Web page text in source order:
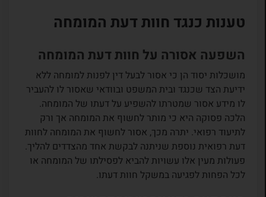
טענות כנגד חוות דעת המומחה
השפעה אסורה על חוות דעת המומחה
מושכלות יסוד הן כי אסור לבעל דין לפנות למומחה ללא
ידיעת הצד שכנגד ובית המשפט ובוודאי שאסור לו להעביר
לו מידע אסור שמטרתו להשפיע על דעתו של המומחה.
הלכה פסוקה היא כי מותר לחשוף את המומחה אך ורק
לתיעוד רפואי. יתרה מכך, אסור לחשוף את המומחה לחוות
דעת רפואית נוספת שניתנה לבקשת אחד מהצדדים להליך.
פעולות מעין אלו עשויות להביא לפסילתו של המומחה או
לכל הפחות לפגיעה במשקל חוות דעתו.